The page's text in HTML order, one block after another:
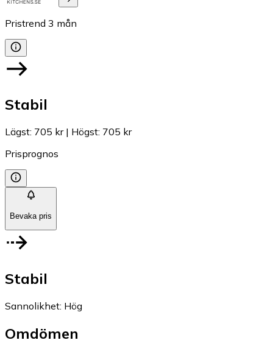
Pristrend 3 mån
Stabil
Lägst: 705 kr| Högst: 705 kr
Prisprognos
Bevaka pris
Stabil
Sannolikhet: Hög
Omdömen